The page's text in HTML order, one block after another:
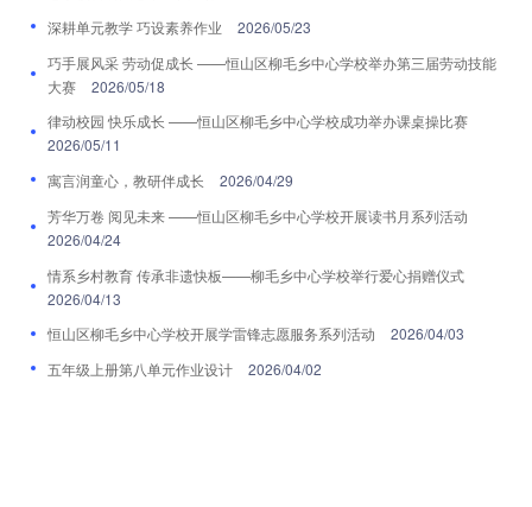
深耕单元教学 巧设素养作业
2026/05/23
巧手展风采 劳动促成长 ——恒山区柳毛乡中心学校举办第三届劳动技能
大赛
2026/05/18
律动校园 快乐成长 ——恒山区柳毛乡中心学校成功举办课桌操比赛
2026/05/11
寓言润童心，教研伴成长
2026/04/29
芳华万卷 阅见未来 ——恒山区柳毛乡中心学校开展读书月系列活动
2026/04/24
情系乡村教育 传承非遗快板——柳毛乡中心学校举行爱心捐赠仪式
2026/04/13
恒山区柳毛乡中心学校开展学雷锋志愿服务系列活动
2026/04/03
五年级上册第八单元作业设计
2026/04/02